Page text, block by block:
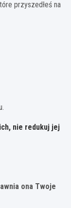
przyszedłeś na
nie redukuj jej
ona Twoje